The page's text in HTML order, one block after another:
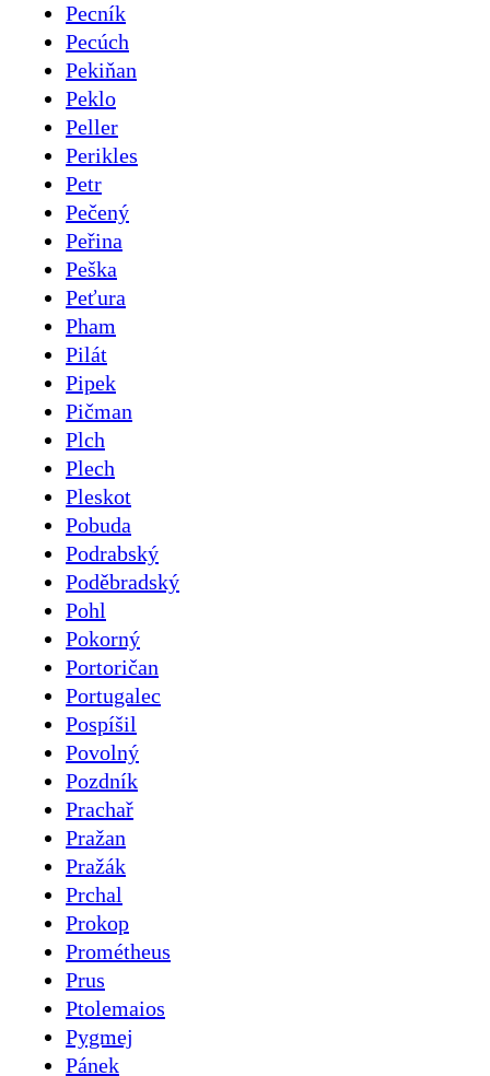
Pecník
Pecúch
Pekiňan
Peklo
Peller
Perikles
Petr
Pečený
Peřina
Peška
Peťura
Pham
Pilát
Pipek
Pičman
Plch
Plech
Pleskot
Pobuda
Podrabský
Poděbradský
Pohl
Pokorný
Portoričan
Portugalec
Pospíšil
Povolný
Pozdník
Prachař
Pražan
Pražák
Prchal
Prokop
Prométheus
Prus
Ptolemaios
Pygmej
Pánek